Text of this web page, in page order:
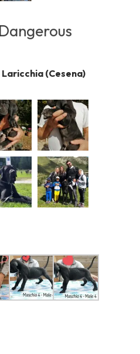
(Cesena)